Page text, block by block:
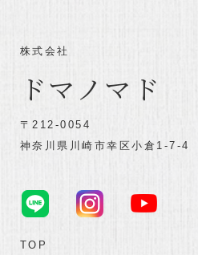
株式会社
ドマノマド
〒212-0054
神奈川県川崎市幸区小倉1-7-4
TOP